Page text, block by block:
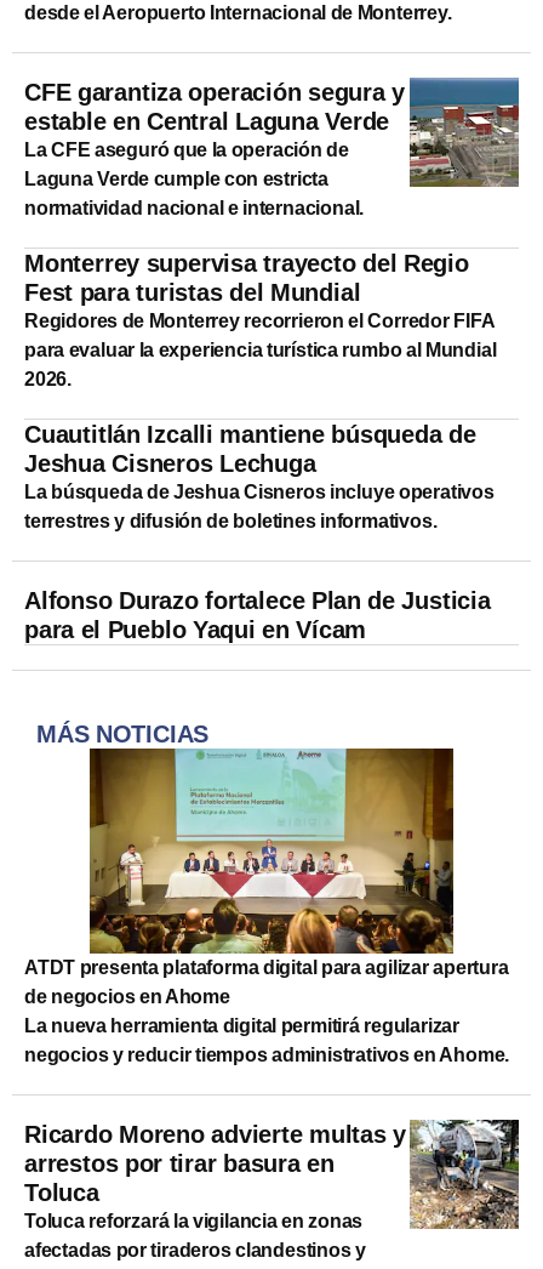
desde el Aeropuerto Internacional de Monterrey.
CFE garantiza operación segura y
estable en Central Laguna Verde
La CFE aseguró que la operación de
Laguna Verde cumple con estricta
normatividad nacional e internacional.
Monterrey supervisa trayecto del Regio
Fest para turistas del Mundial
Regidores de Monterrey recorrieron el Corredor FIFA
para evaluar la experiencia turística rumbo al Mundial
2026.
Cuautitlán Izcalli mantiene búsqueda de
Jeshua Cisneros Lechuga
La búsqueda de Jeshua Cisneros incluye operativos
terrestres y difusión de boletines informativos.
Alfonso Durazo fortalece Plan de Justicia
para el Pueblo Yaqui en Vícam
MÁS NOTICIAS
ATDT presenta plataforma digital para agilizar apertura
de negocios en Ahome
La nueva herramienta digital permitirá regularizar
negocios y reducir tiempos administrativos en Ahome.
Ricardo Moreno advierte multas y
arrestos por tirar basura en
Toluca
Toluca reforzará la vigilancia en zonas
afectadas por tiraderos clandestinos y